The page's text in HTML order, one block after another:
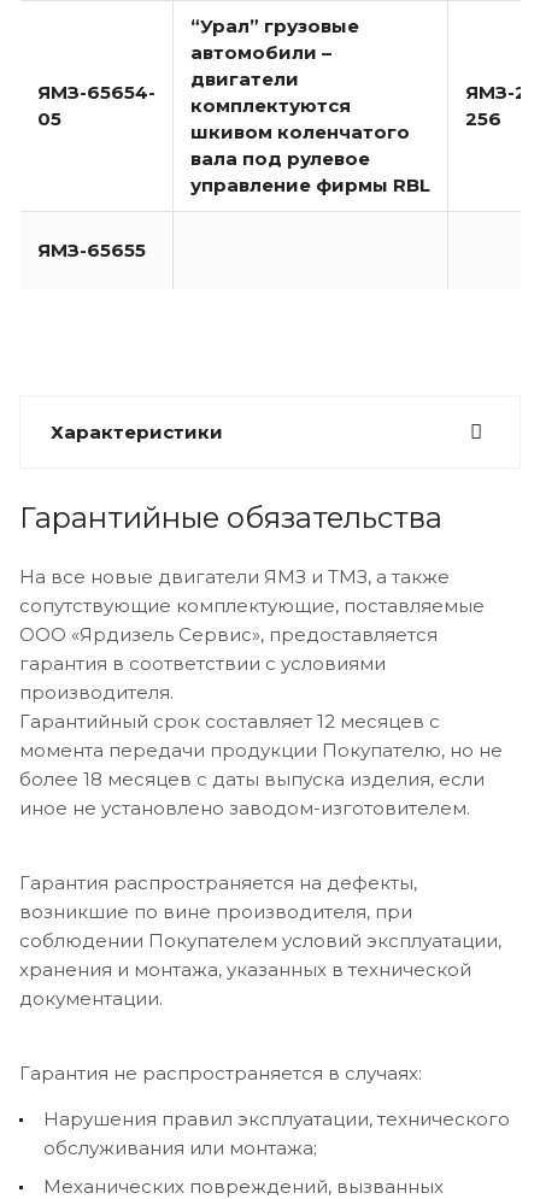
ЯМЗ-65654-
05
“Урал” грузовые
автомобили –
двигатели
комплектуются
шкивом коленчатого
вала под рулевое
управление фирмы RBL
ЯМЗ-
256
ЯМЗ-65655
Характеристики
Гарантийные обязательства
На все новые двигатели ЯМЗ и ТМЗ, а также
сопутствующие комплектующие, поставляемые
ООО «Ярдизель Сервис», предоставляется
гарантия в соответствии с условиями
производителя.
Гарантийный срок составляет 12 месяцев с
момента передачи продукции Покупателю, но не
более 18 месяцев с даты выпуска изделия, если
иное не установлено заводом-изготовителем.
Гарантия распространяется на дефекты,
возникшие по вине производителя, при
соблюдении Покупателем условий эксплуатации,
хранения и монтажа, указанных в технической
документации.
Гарантия не распространяется в случаях:
Нарушения правил эксплуатации, технического
обслуживания или монтажа;
Механических повреждений, вызванных